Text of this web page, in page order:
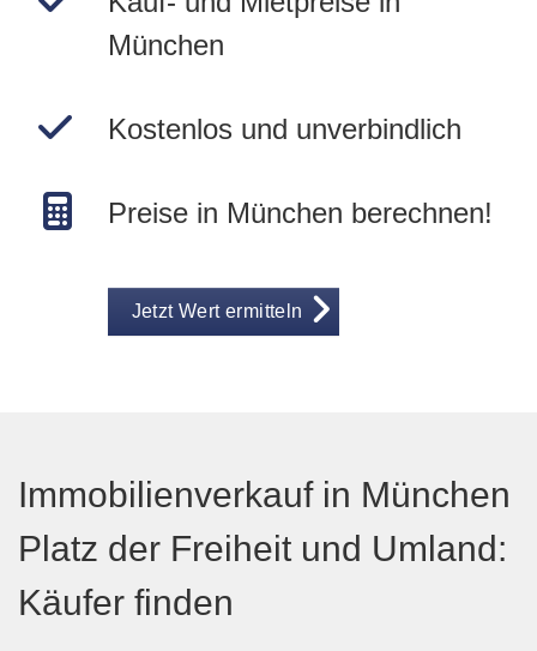
München
Kostenlos und unverbindlich
Preise in München berechnen!
Jetzt Wert ermitteln
Immobilienverkauf in München
Platz der Freiheit und Umland:
Käufer finden